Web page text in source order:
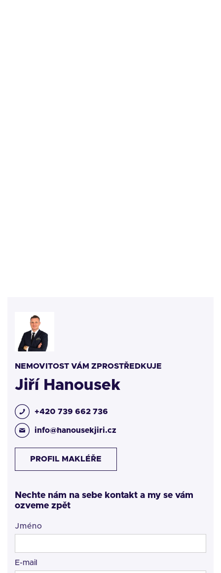
NEMOVITOST VÁM ZPROSTŘEDKUJE
Jiří Hanousek
+420 739 662 736
info@hanousekjiri.cz
PROFIL MAKLÉŘE
Nechte nám na sebe kontakt a my se vám
ozveme zpět
Jméno
E-mail